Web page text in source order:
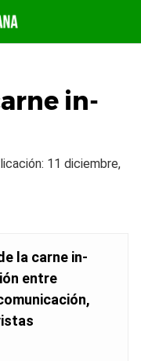
in-
11 diciembre,
la carne in-
entre